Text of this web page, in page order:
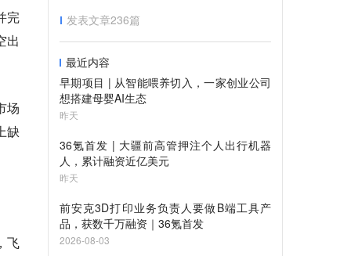
完
出
场
缺
飞
发表文章236篇
最近内容
早期项目 | 从智能喂养切入，一家创业公司
想搭建母婴AI生态
昨天
36氪首发 | 大疆前高管押注个人出行机器
人，累计融资近亿美元
昨天
前安克3D打印业务负责人要做B端工具产
品，获数千万融资｜36氪首发
2026-08-03